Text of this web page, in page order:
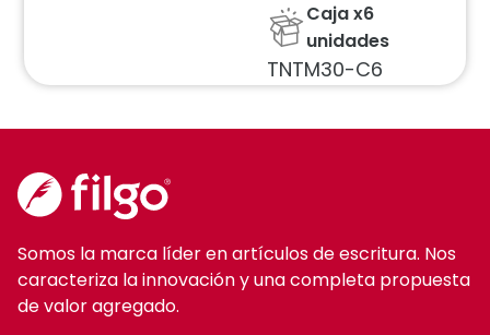
Caja x6
unidades
TNTM30-C6
Somos la marca líder en artículos de escritura. Nos
caracteriza la innovación y una completa propuesta
de valor agregado.